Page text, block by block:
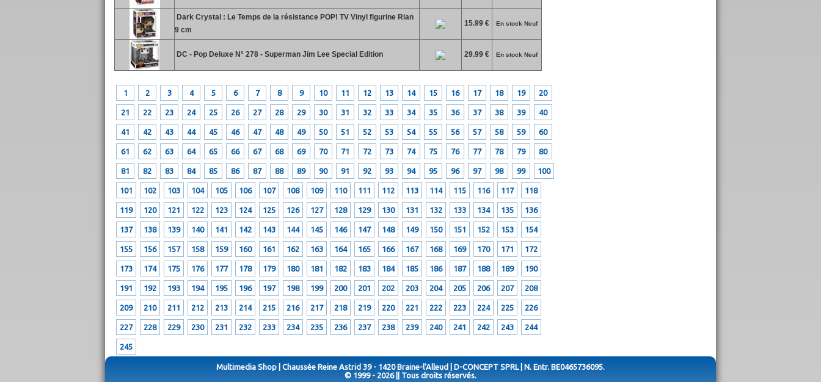
Dark Crystal : Le Temps de la résistance POP! TV Vinyl figurine Rian
9 cm
15.99 € En stock Neuf
DC - Pop Deluxe N° 278 - Superman Jim Lee Special Edition 29.99 € En stock Neuf
1 2 3 4 5 6 7 8 9 10 11 12 13 14 15 16 17 18 19 20
21 22 23 24 25 26 27 28 29 30 31 32 33 34 35 36 37 38 39 40
41 42 43 44 45 46 47 48 49 50 51 52 53 54 55 56 57 58 59 60
61 62 63 64 65 66 67 68 69 70 71 72 73 74 75 76 77 78 79 80
81 82 83 84 85 86 87 88 89 90 91 92 93 94 95 96 97 98 99 100
101 102 103 104 105 106 107 108 109 110 111 112 113 114 115 116 117 118
119 120 121 122 123 124 125 126 127 128 129 130 131 132 133 134 135 136
137 138 139 140 141 142 143 144 145 146 147 148 149 150 151 152 153 154
155 156 157 158 159 160 161 162 163 164 165 166 167 168 169 170 171 172
173 174 175 176 177 178 179 180 181 182 183 184 185 186 187 188 189 190
191 192 193 194 195 196 197 198 199 200 201 202 203 204 205 206 207 208
209 210 211 212 213 214 215 216 217 218 219 220 221 222 223 224 225 226
227 228 229 230 231 232 233 234 235 236 237 238 239 240 241 242 243 244
245
Multimedia Shop | Chaussée Reine Astrid 39 - 1420 Braine-l'Alleud | D-CONCEPT SPRL | N. Entr. BE0465736095.
© 1999 - 2026 || Tous droits réservés.